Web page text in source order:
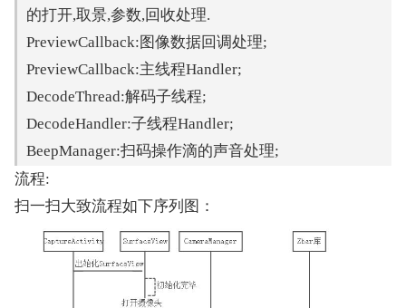
的打开,取景,参数,回收处理.
PreviewCallback:图像数据回调处理;
PreviewCallback:主线程Handler;
DecodeThread:解码子线程;
DecodeHandler:子线程Handler;
BeepManager:扫码操作滴的声音处理;
流程:
扫一扫大致流程如下序列图：